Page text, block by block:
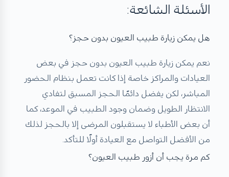
الأسئلة الشائعة:
هل يمكن زيارة طبيب العيون بدون حجز؟
نعم يمكن زيارة طبيب العيون بدون حجز في بعض
العيادات والمراكز خاصة إذا كانت تعمل بنظام الحضور
المباشر، لكن يفضل دائمًا الحجز المسبق لتفادي
الانتظار الطويل وضمان وجود الطبيب في الموعد، كما
أن بعض الأطباء لا يستقبلون المرضى إلا بالحجز لذلك
من الأفضل التواصل مع العيادة أولًا للتأكد.
كم مرة يجب أن أزور طبيب العيون؟